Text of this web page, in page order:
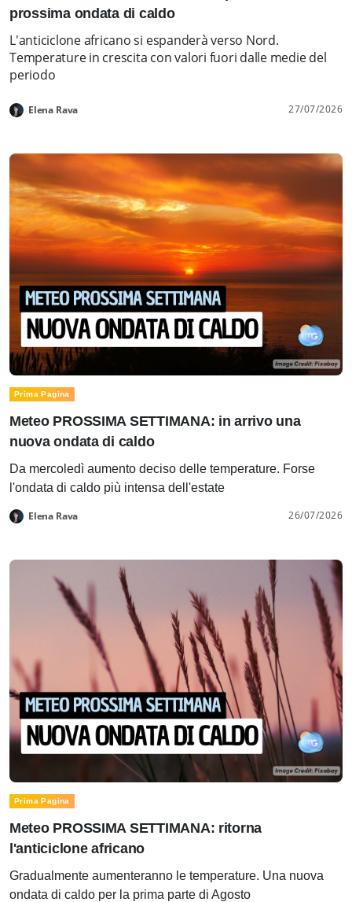
prossima ondata di caldo
L'anticiclone africano si espanderà verso Nord.
Temperature in crescita con valori fuori dalle medie del
periodo
Elena Rava 27/07/2026
Prima Pagina
Meteo PROSSIMA SETTIMANA: in arrivo una
nuova ondata di caldo
Da mercoledì aumento deciso delle temperature. Forse
l'ondata di caldo più intensa dell'estate
Elena Rava 26/07/2026
Prima Pagina
Meteo PROSSIMA SETTIMANA: ritorna
l'anticiclone africano
Gradualmente aumenteranno le temperature. Una nuova
ondata di caldo per la prima parte di Agosto